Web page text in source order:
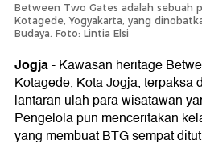
Between Two Gates adalah sebuah
Kotagede, Yogyakarta, yang
Budaya. Foto: Lintia Elsi
Jogja-Kawasan heritage
Kotagede, Kota Jogja, terpaksa
lantaran ulah para wisatawan
Pengelola pun menceritakan
yang membuat BTG sempat